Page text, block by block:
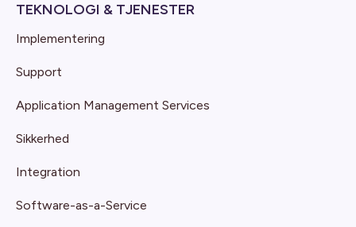
TEKNOLOGI & TJENESTER
Implementering
Support
Application Management Services
Sikkerhed
Integration
Software-as-a-Service